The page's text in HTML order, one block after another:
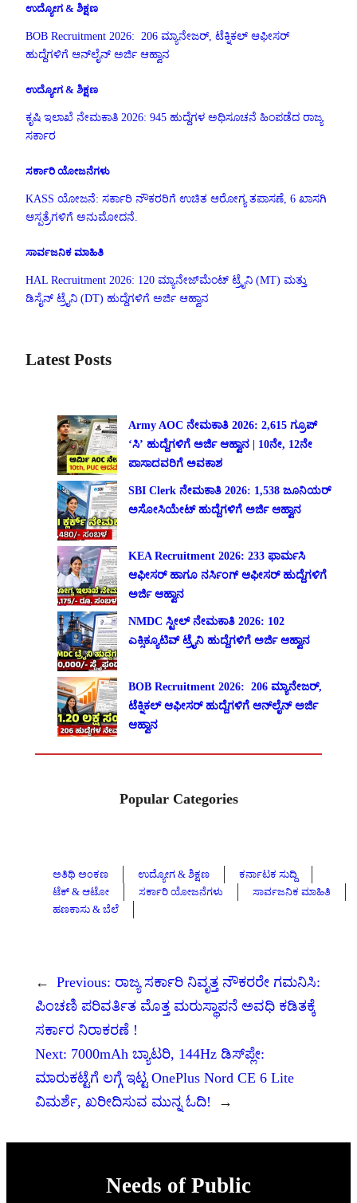
ಉದ್ಯೋಗ & ಶಿಕ್ಷಣ
BOB Recruitment 2026: 206 ಮ್ಯಾನೇಜರ್, ಟೆಕ್ನಿಕಲ್ ಆಫೀಸರ್
ಹುದ್ದೆಗಳಿಗೆ ಆನ್‌ಲೈನ್ ಅರ್ಜಿ ಆಹ್ವಾನ
ಉದ್ಯೋಗ & ಶಿಕ್ಷಣ
ಕೃಷಿ ಇಲಾಖೆ ನೇಮಕಾತಿ 2026: 945 ಹುದ್ದೆಗಳ ಅಧಿಸೂಚನೆ ಹಿಂಪಡೆದ ರಾಜ್ಯ
ಸರ್ಕಾರ
ಸರ್ಕಾರಿ ಯೋಜನೆಗಳು
KASS ಯೋಜನೆ: ಸರ್ಕಾರಿ ನೌಕರರಿಗೆ ಉಚಿತ ಆರೋಗ್ಯ ತಪಾಸಣೆ, 6 ಖಾಸಗಿ
ಆಸ್ಪತ್ರೆಗಳಿಗೆ ಅನುಮೋದನೆ.
ಸಾರ್ವಜನಿಕ ಮಾಹಿತಿ
HAL Recruitment 2026: 120 ಮ್ಯಾನೇಜ್‌ಮೆಂಟ್ ಟ್ರೈನಿ (MT) ಮತ್ತು
ಡಿಸೈನ್ ಟ್ರೈನಿ (DT) ಹುದ್ದೆಗಳಿಗೆ ಅರ್ಜಿ ಆಹ್ವಾನ
Latest Posts
Army AOC ನೇಮಕಾತಿ 2026: 2,615 ಗ್ರೂಪ್
‘ಸಿ’ ಹುದ್ದೆಗಳಿಗೆ ಅರ್ಜಿ ಆಹ್ವಾನ | 10ನೇ, 12ನೇ
ಪಾಸಾದವರಿಗೆ ಅವಕಾಶ
SBI Clerk ನೇಮಕಾತಿ 2026: 1,538 ಜೂನಿಯರ್
ಅಸೋಸಿಯೇಟ್ ಹುದ್ದೆಗಳಿಗೆ ಅರ್ಜಿ ಆಹ್ವಾನ
KEA Recruitment 2026: 233 ಫಾರ್ಮಸಿ
ಆಫೀಸರ್ ಹಾಗೂ ನರ್ಸಿಂಗ್ ಆಫೀಸರ್ ಹುದ್ದೆಗಳಿಗೆ
ಅರ್ಜಿ ಆಹ್ವಾನ
NMDC ಸ್ಟೀಲ್ ನೇಮಕಾತಿ 2026: 102
ಎಕ್ಸಿಕ್ಯೂಟಿವ್ ಟ್ರೈನಿ ಹುದ್ದೆಗಳಿಗೆ ಅರ್ಜಿ ಆಹ್ವಾನ
BOB Recruitment 2026: 206 ಮ್ಯಾನೇಜರ್,
ಟೆಕ್ನಿಕಲ್ ಆಫೀಸರ್ ಹುದ್ದೆಗಳಿಗೆ ಆನ್‌ಲೈನ್ ಅರ್ಜಿ
ಆಹ್ವಾನ
Popular Categories
ಅತಿಥಿ ಅಂಕಣ ಉದ್ಯೋಗ & ಶಿಕ್ಷಣ
ಕರ್ನಾಟಕ ಸುದ್ದಿ
ಟೆಕ್ & ಆಟೋ
ಸರ್ಕಾರಿ ಯೋಜನೆಗಳು
ಸಾರ್ವಜನಿಕ ಮಾಹಿತಿ
ಹಣಕಾಸು & ಬೆಲೆ
← Previous: ರಾಜ್ಯ ಸರ್ಕಾರಿ ನಿವೃತ್ತ ನೌಕರರೇ ಗಮನಿಸಿ:
ಪಿಂಚಣಿ ಪರಿವರ್ತಿತ ಮೊತ್ತ ಮರುಸ್ಥಾಪನೆ ಅವಧಿ ಕಡಿತಕ್ಕೆ
ಸರ್ಕಾರ ನಿರಾಕರಣೆ !
Next: 7000mAh ಬ್ಯಾಟರಿ, 144Hz ಡಿಸ್‌ಪ್ಲೇ:
ಮಾರುಕಟ್ಟೆಗೆ ಲಗ್ಗೆ ಇಟ್ಟ OnePlus Nord CE 6 Lite
ವಿಮರ್ಶೆ, ಖರೀದಿಸುವ ಮುನ್ನ ಓದಿ!
→
Needs of Public